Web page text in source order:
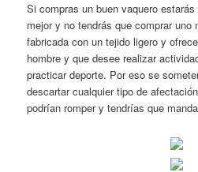
Si compras un buen vaquero
mejor y no tendrás que comprar uno
fabricada con un tejido ligero y
hombre y que desee realizar
practicar deporte. Por eso se
descartar cualquier tipo de
podrían romper y tendrías que